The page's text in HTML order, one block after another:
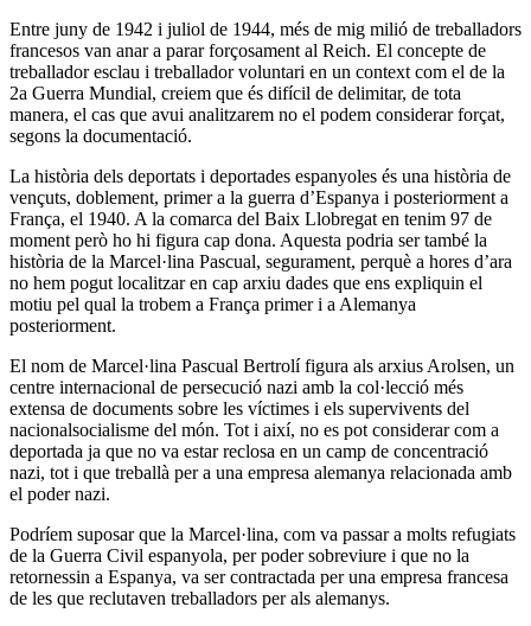
Entre juny de 1942 i juliol de 1944, més de mig milió de treballadors
francesos van anar a parar forçosament al Reich. El concepte de
treballador esclau i treballador voluntari en un context com el de la
2a Guerra Mundial, creiem que és difícil de delimitar, de tota
manera, el cas que avui analitzarem no el podem considerar forçat,
segons la documentació.
La història dels deportats i deportades espanyoles és una història de
vençuts, doblement, primer a la guerra d’Espanya i posteriorment a
França, el 1940. A la comarca del Baix Llobregat en tenim 97 de
moment però ho hi figura cap dona. Aquesta podria ser també la
història de la Marcel·lina Pascual, segurament, perquè a hores d’ara
no hem pogut localitzar en cap arxiu dades que ens expliquin el
motiu pel qual la trobem a França primer i a Alemanya
posteriorment.
El nom de Marcel·lina Pascual Bertrolí figura als arxius Arolsen, un
centre internacional de persecució nazi amb la col·lecció més
extensa de documents sobre les víctimes i els supervivents del
nacionalsocialisme del món. Tot i així, no es pot considerar com a
deportada ja que no va estar reclosa en un camp de concentració
nazi, tot i que treballà per a una empresa alemanya relacionada amb
el poder nazi.
Podríem suposar que la Marcel·lina, com va passar a molts refugiats
de la Guerra Civil espanyola, per poder sobreviure i que no la
retornessin a Espanya, va ser contractada per una empresa francesa
de les que reclutaven treballadors per als alemanys.